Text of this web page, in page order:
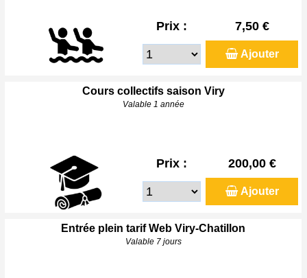
Prix : 7,50 €
Ajouter
Cours collectifs saison Viry
Valable 1 année
Prix : 200,00 €
Ajouter
Entrée plein tarif Web Viry-Chatillon
Valable 7 jours